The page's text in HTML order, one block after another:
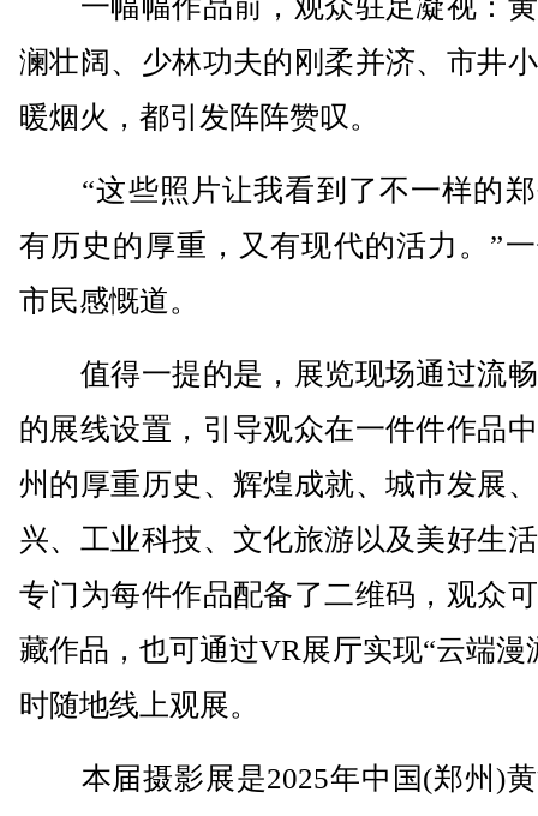
一幅幅作品前，观众驻足凝视：
澜壮阔、少林功夫的刚柔并济、市井
暖烟火，都引发阵阵赞叹。
“这些照片让我看到了不一样的郑
有历史的厚重，又有现代的活力。”
市民感慨道。
值得一提的是，展览现场通过流
的展线设置，引导观众在一件件作品
州的厚重历史、辉煌成就、城市发展
兴、工业科技、文化旅游以及美好生
专门为每件作品配备了二维码，观众
藏作品，也可通过VR展厅实现“云端漫
时随地线上观展。
本届摄影展是2025年中国(郑州)黄